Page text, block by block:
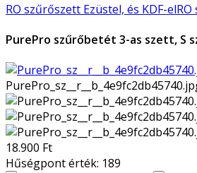
RO szűrőszett Ezüstel, és KDF-el
PurePro szűrőbetét 3-as szett, S
18.900 Ft
Hűségpont érték: 189